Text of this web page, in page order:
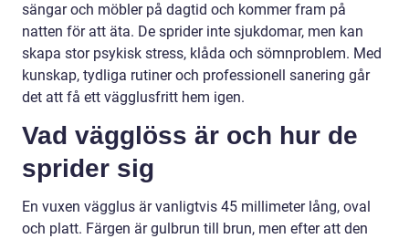
sängar och möbler på dagtid och kommer fram på
natten för att äta. De sprider inte sjukdomar, men kan
skapa stor psykisk stress, klåda och sömnproblem. Med
kunskap, tydliga rutiner och professionell sanering går
det att få ett vägglusfritt hem igen.
Vad vägglöss är och hur de
sprider sig
En vuxen vägglus är vanligtvis 45 millimeter lång, oval
och platt. Färgen är gulbrun till brun, men efter att den